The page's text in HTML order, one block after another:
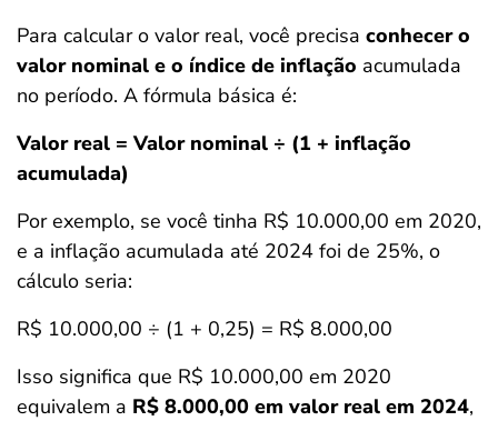
Para calcular o valor real, você precisa conhecer o
valor nominal e o índice de inflação acumulada
no período. A fórmula básica é:
Valor real = Valor nominal ÷ (1 + inflação
acumulada)
Por exemplo, se você tinha R$ 10.000,00 em 2020,
e a inflação acumulada até 2024 foi de 25%, o
cálculo seria:
R$ 10.000,00 ÷ (1 + 0,25) = R$ 8.000,00
Isso significa que R$ 10.000,00 em 2020
equivalem a R$ 8.000,00 em valor real em 2024,